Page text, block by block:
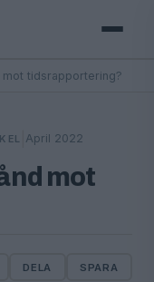
tidsrapportering?
April 2022
mot
DELA SPARA